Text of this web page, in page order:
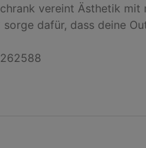
vereint Ästhetik
dafür, dass deine